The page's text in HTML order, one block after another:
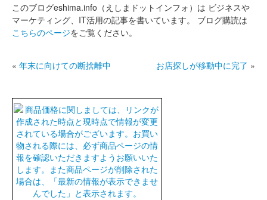
このブログeshima.info（えしまドットインフォ）は ビジネスや
マーケティング、IT活用の記事を書いています。
ブログ購読は
こちらのページをご覧ください。
« 年末に向けての断捨離中 お店探しが移動中に完了 »